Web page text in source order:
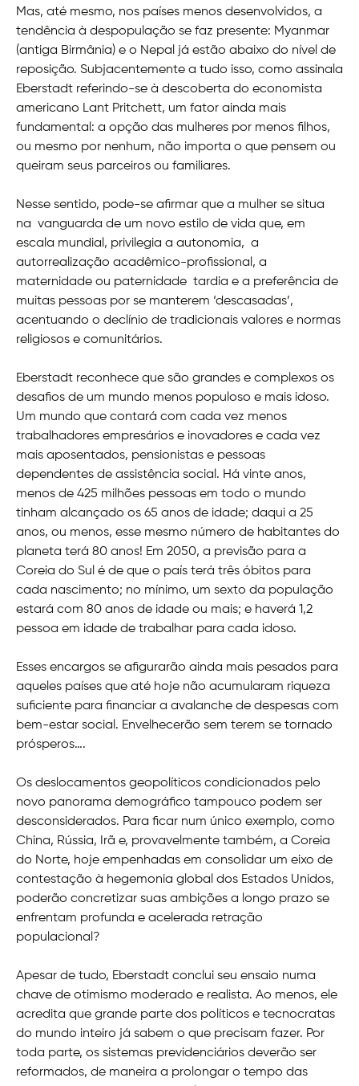
Mas, até mesmo, nos países menos desenvolvidos, a
tendência à despopulação se faz presente: Myanmar
(antiga Birmânia) e o Nepal já estão abaixo do nível de
reposição. Subjacentemente a tudo isso, como assinala
Eberstadt referindo-se à descoberta do economista
americano Lant Pritchett, um fator ainda mais
fundamental: a opção das mulheres por menos filhos,
ou mesmo por nenhum, não importa o que pensem ou
queiram seus parceiros ou familiares.
Nesse sentido, pode-se afirmar que a mulher se situa
na vanguarda de um novo estilo de vida que, em
escala mundial, privilegia a autonomia, a
autorrealização acadêmico-profissional, a
maternidade ou paternidade tardia e a preferência de
muitas pessoas por se manterem ‘descasadas’,
acentuando o declínio de tradicionais valores e normas
religiosos e comunitários.
Eberstadt reconhece que são grandes e complexos os
desafios de um mundo menos populoso e mais idoso.
Um mundo que contará com cada vez menos
trabalhadores empresários e inovadores e cada vez
mais aposentados, pensionistas e pessoas
dependentes de assistência social. Há vinte anos,
menos de 425 milhões pessoas em todo o mundo
tinham alcançado os 65 anos de idade; daqui a 25
anos, ou menos, esse mesmo número de habitantes do
planeta terá 80 anos! Em 2050, a previsão para a
Coreia do Sul é de que o país terá três óbitos para
cada nascimento; no mínimo, um sexto da população
estará com 80 anos de idade ou mais; e haverá 1,2
pessoa em idade de trabalhar para cada idoso.
Esses encargos se afigurarão ainda mais pesados para
aqueles países que até hoje não acumularam riqueza
suficiente para financiar a avalanche de despesas com
bem-estar social. Envelhecerão sem terem se tornado
prósperos….
Os deslocamentos geopolíticos condicionados pelo
novo panorama demográfico tampouco podem ser
desconsiderados. Para ficar num único exemplo, como
China, Rússia, Irã e, provavelmente também, a Coreia
do Norte, hoje empenhadas em consolidar um eixo de
contestação à hegemonia global dos Estados Unidos,
poderão concretizar suas ambições a longo prazo se
enfrentam profunda e acelerada retração
populacional?
Apesar de tudo, Eberstadt conclui seu ensaio numa
chave de otimismo moderado e realista. Ao menos, ele
acredita que grande parte dos políticos e tecnocratas
do mundo inteiro já sabem o que precisam fazer. Por
toda parte, os sistemas previdenciários deverão ser
reformados, de maneira a prolongar o tempo das